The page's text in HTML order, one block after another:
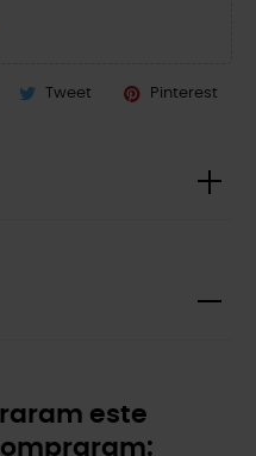
Tweet Pinterest
este